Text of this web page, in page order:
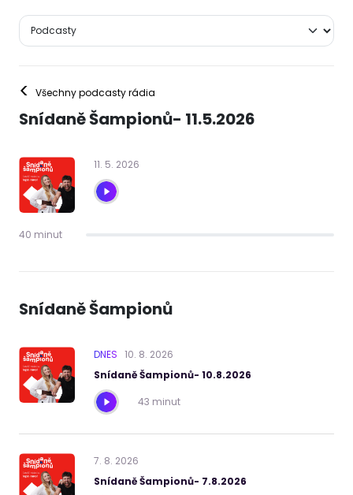
< Všechny podcasty rádia
Snídaně Šampionů- 11.5.2026
11. 5. 2026
40 minut
Snídaně Šampionů
DNES 10. 8. 2026
Snídaně Šampionů- 10.8.2026
43 minut
7. 8. 2026
Snídaně Šampionů- 7.8.2026